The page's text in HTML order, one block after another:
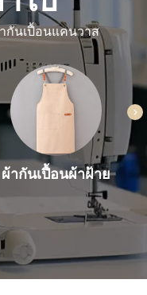
กันเปื้อนแคนวาส
ผ้ากันเปื้อนผ้าฝ้าย